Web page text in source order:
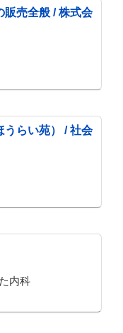
販売全般 / 株式会
うらい苑） / 社会
内科